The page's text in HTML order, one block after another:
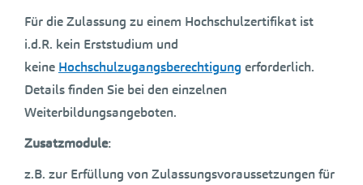
Für die Zulassung zu einem Hochschulzertifikat ist
i.d.R. kein Erststudium und
keine Hochschulzugangsberechtigung erforderlich.
Details finden Sie bei den einzelnen
Weiterbildungsangeboten.
Zusatzmodule:
z.B. zur Erfüllung von Zulassungsvoraussetzungen für